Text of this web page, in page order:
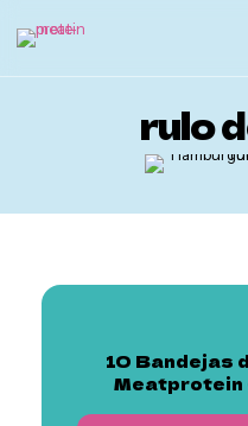
rulo
10 Bandejas
Meatprotein
Hamburguesas